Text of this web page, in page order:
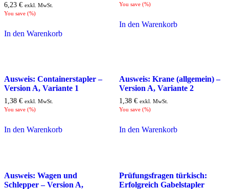
6,23 € exkl. MwSt.
You save (%)
In den Warenkorb
You save (%)
In den Warenkorb
Ausweis: Containerstapler –
Version A, Variante 1
1,38 € exkl. MwSt.
You save (%)
In den Warenkorb
Ausweis: Krane (allgemein) –
Version A, Variante 2
1,38 € exkl. MwSt.
You save (%)
In den Warenkorb
Ausweis: Wagen und
Schlepper – Version A,
Prüfungsfragen türkisch:
Erfolgreich Gabelstapler